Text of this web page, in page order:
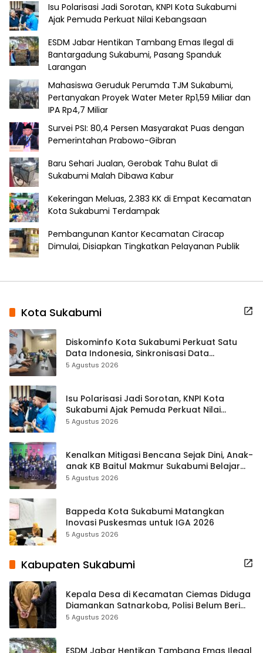
Isu Polarisasi Jadi Sorotan, KNPI Kota Sukabumi
Ajak Pemuda Perkuat Nilai Kebangsaan
ESDM Jabar Hentikan Tambang Emas Ilegal di
Bantargadung Sukabumi, Pasang Spanduk
Larangan
Mahasiswa Geruduk Perumda TJM Sukabumi,
Pertanyakan Proyek Water Meter Rp1,59 Miliar dan
IPA Rp4,7 Miliar
Survei PSI: 80,4 Persen Masyarakat Puas dengan
Pemerintahan Prabowo-Gibran
Baru Sehari Jualan, Gerobak Tahu Bulat di
Sukabumi Malah Dibawa Kabur
Kekeringan Meluas, 2.383 KK di Empat Kecamatan
Kota Sukabumi Terdampak
Pembangunan Kantor Kecamatan Ciracap
Dimulai, Disiapkan Tingkatkan Pelayanan Publik
Kota Sukabumi
Diskominfo Kota Sukabumi Perkuat Satu
Data Indonesia, Sinkronisasi Data
Kewilayahan Dikebut
5 Agustus 2026
Isu Polarisasi Jadi Sorotan, KNPI Kota
Sukabumi Ajak Pemuda Perkuat Nilai
Kebangsaan
5 Agustus 2026
Kenalkan Mitigasi Bencana Sejak Dini, Anak-
anak KB Baitul Makmur Sukabumi Belajar
Lewat Boneka Tangan
5 Agustus 2026
Bappeda Kota Sukabumi Matangkan
Inovasi Puskesmas untuk IGA 2026
5 Agustus 2026
Kabupaten Sukabumi
Kepala Desa di Kecamatan Ciemas Diduga
Diamankan Satnarkoba, Polisi Belum Beri
Penjelasan Resmi
5 Agustus 2026
ESDM Jabar Hentikan Tambang Emas Ilegal